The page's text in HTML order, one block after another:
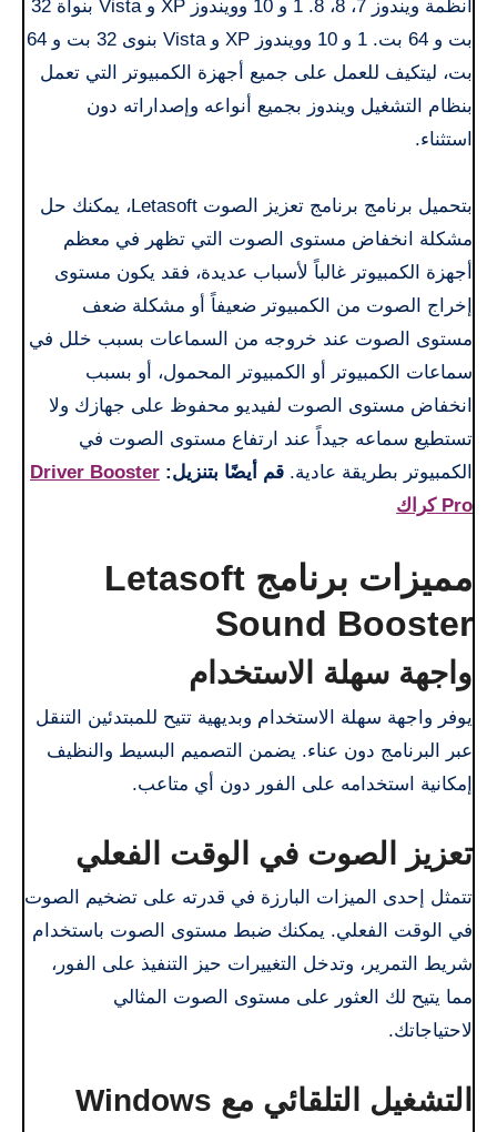
أنظمة ويندوز 7، 8، 8. 1 و 10 وويندوز XP و Vista بنواة 32
بت و 64 بت. 1 و 10 وويندوز XP و Vista بنوى 32 بت و 64
بت، ليتكيف للعمل على جميع أجهزة الكمبيوتر التي تعمل
بنظام التشغيل ويندوز بجميع أنواعه وإصداراته دون
استثناء.
بتحميل برنامج برنامج تعزيز الصوت Letasoft، يمكنك حل
مشكلة انخفاض مستوى الصوت التي تظهر في معظم
أجهزة الكمبيوتر غالباً لأسباب عديدة، فقد يكون مستوى
إخراج الصوت من الكمبيوتر ضعيفاً أو مشكلة ضعف
مستوى الصوت عند خروجه من السماعات بسبب خلل في
سماعات الكمبيوتر أو الكمبيوتر المحمول، أو بسبب
انخفاض مستوى الصوت لفيديو محفوظ على جهازك ولا
تستطيع سماعه جيداً عند ارتفاع مستوى الصوت في
الكمبيوتر بطريقة عادية. قم أيضًا بتنزيل: Driver Booster
Pro كراك
مميزات برنامج Letasoft
Sound Booster
واجهة سهلة الاستخدام
يوفر واجهة سهلة الاستخدام وبديهية تتيح للمبتدئين التنقل
عبر البرنامج دون عناء. يضمن التصميم البسيط والنظيف
إمكانية استخدامه على الفور دون أي متاعب.
تعزيز الصوت في الوقت الفعلي
تتمثل إحدى الميزات البارزة في قدرته على تضخيم الصوت
في الوقت الفعلي. يمكنك ضبط مستوى الصوت باستخدام
شريط التمرير، وتدخل التغييرات حيز التنفيذ على الفور،
مما يتيح لك العثور على مستوى الصوت المثالي
لاحتياجاتك.
التشغيل التلقائي مع Windows